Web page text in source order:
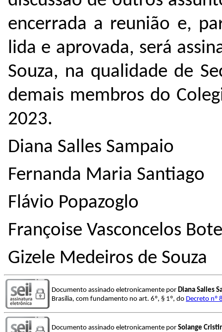
encerrada a reunião e,
lida e aprovada, será
Souza, na qualidade de
demais membros do
2023.
Diana Salles Sampaio
Fernanda Maria Santiago
Flávio Popazoglo
Françoise Vasconcelos
Gizele Medeiros de Souza
Documento assinado eletronicamente por Diana Salles
Brasília, com fundamento no art. 6º, § 1º, do Decreto nº
Documento assinado eletronicamente por Solange